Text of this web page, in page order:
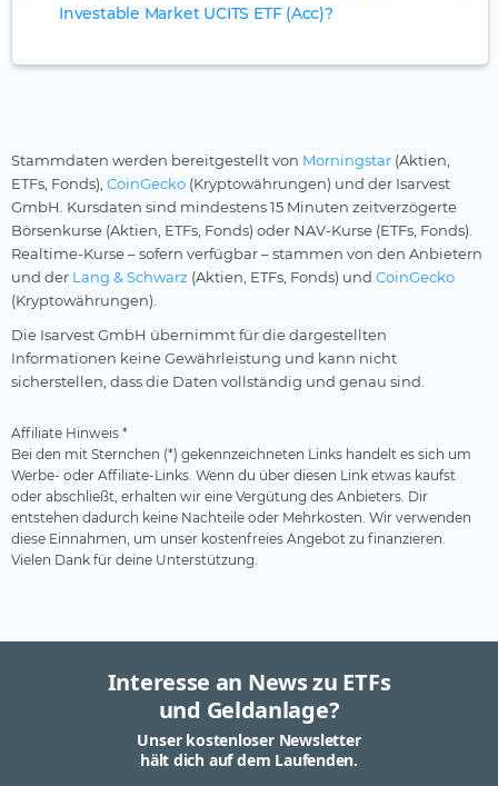
Investable Market UCITS ETF (Acc)?
Stammdaten werden bereitgestellt von Morningstar (Aktien,
ETFs, Fonds), CoinGecko (Kryptowährungen) und der Isarvest
GmbH. Kursdaten sind mindestens 15 Minuten zeitverzögerte
Börsenkurse (Aktien, ETFs, Fonds) oder NAV-Kurse (ETFs, Fonds).
Realtime-Kurse – sofern verfügbar – stammen von den Anbietern
und der Lang & Schwarz (Aktien, ETFs, Fonds) und CoinGecko
(Kryptowährungen).
Die Isarvest GmbH übernimmt für die dargestellten
Informationen keine Gewährleistung und kann nicht
sicherstellen, dass die Daten vollständig und genau sind.
Affiliate Hinweis *
Bei den mit Sternchen (*) gekennzeichneten Links handelt es sich um
Werbe- oder Affiliate-Links. Wenn du über diesen Link etwas kaufst
oder abschließt, erhalten wir eine Vergütung des Anbieters. Dir
entstehen dadurch keine Nachteile oder Mehrkosten. Wir verwenden
diese Einnahmen, um unser kostenfreies Angebot zu finanzieren.
Vielen Dank für deine Unterstützung.
Interesse an News zu ETFs
und Geldanlage?
Unser kostenloser Newsletter
hält dich auf dem Laufenden.